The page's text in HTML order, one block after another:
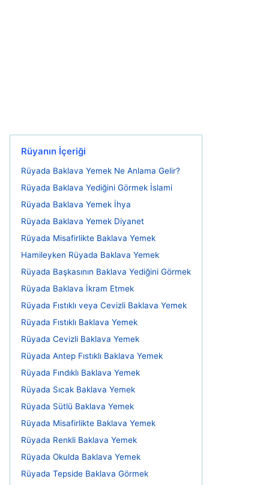
Rüyanın İçeriği
Rüyada Baklava Yemek Ne Anlama Gelir?
Rüyada Baklava Yediğini Görmek İslami
Rüyada Baklava Yemek İhya
Rüyada Baklava Yemek Diyanet
Rüyada Misafirlikte Baklava Yemek
Hamileyken Rüyada Baklava Yemek
Rüyada Başkasının Baklava Yediğini Görmek
Rüyada Baklava İkram Etmek
Rüyada Fıstıklı veya Cevizli Baklava Yemek
Rüyada Fıstıklı Baklava Yemek
Rüyada Cevizli Baklava Yemek
Rüyada Antep Fıstıklı Baklava Yemek
Rüyada Fındıklı Baklava Yemek
Rüyada Sıcak Baklava Yemek
Rüyada Sütlü Baklava Yemek
Rüyada Misafirlikte Baklava Yemek
Rüyada Renkli Baklava Yemek
Rüyada Okulda Baklava Yemek
Rüyada Tepside Baklava Görmek